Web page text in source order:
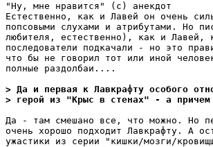
"Ну, мне нравится" (с) анекдот
Естественно, как и Лавей он очень
попсовыми слухами и атрибутами. Но
любителя, естественно), как и Лавей,
последователи подкачали - но это
что бы не говорил тот или иной
полные раздолбаи....
> Да и первая к Лавкрафту особого
> герой из "Крыс в стенах" - а причем
Да - там смешано все, что можно. Но
очень хорошо подходит Лавкрафту. А
ужастики из серии "кишки/мозги/